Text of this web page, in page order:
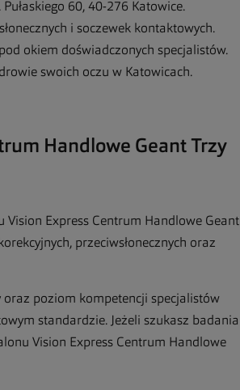
60, 40-276 Katowice.
i soczewek kontaktowych.
okiem doświadczonych specjalistów.
swoich oczu w Katowicach.
Handlowe Geant Trzy
Express Centrum Handlowe Geant
przeciwsłonecznych oraz
oraz poziom kompetencji specjalistów
standardzie. Jeżeli szukasz badania
Vision Express Centrum Handlowe